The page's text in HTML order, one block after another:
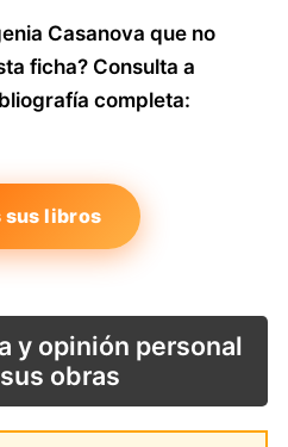
Casanova que no
ficha? Consulta a
completa:
sus libros
y opinión personal
obras